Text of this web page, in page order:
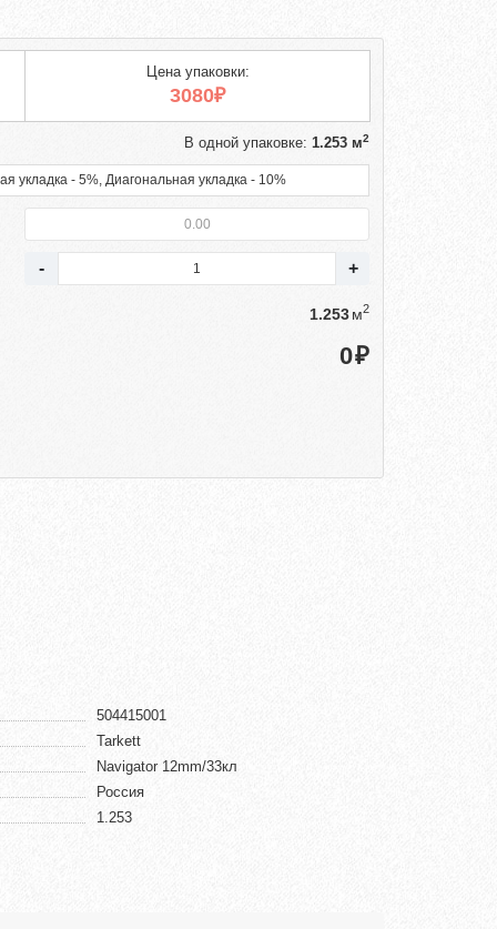
Цена упаковки:
3080₽
В одной упаковке: 1.253 м2
укладка - 5%, Диагональная укладка - 10%
м2
₽
504415001
Tarkett
Navigator 12mm/33кл
Россия
1.253